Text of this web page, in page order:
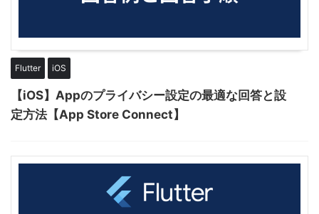
Flutter iOS
【iOS】Appのプライバシー設定の最適な回答と設
定方法【App Store Connect】